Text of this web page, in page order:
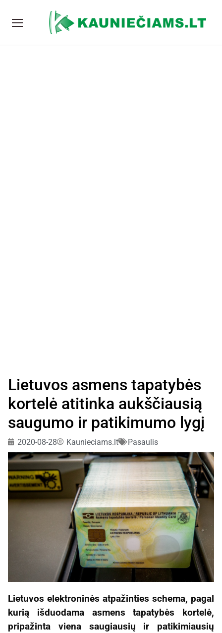
Lietuvos asmens tapatybės
kortelė atitinka aukščiausią
saugumo ir patikimumo lygį
2020-08-28 Kaunieciams.lt Pasaulis
Lietuvos elektroninės atpažinties schema, pagal
kurią išduodama asmens tapatybės kortelė,
pripažinta viena saugiausių ir patikimiausių